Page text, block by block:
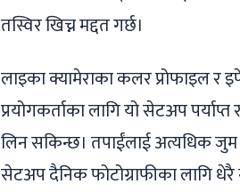
तस्विर खिच्न मद्दत गर्छ।
लाइका क्यामेराका कलर प्रोफाइल र
प्रयोगकर्ताका लागि यो सेटअप
लिन सकिन्छ। तपाईंलाई अत्यधिक जुम
सेटअप दैनिक फोटोग्राफीका लागि धेरै